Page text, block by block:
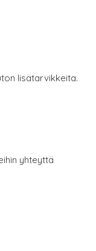
lisätarvikkeita.
yhteyttä